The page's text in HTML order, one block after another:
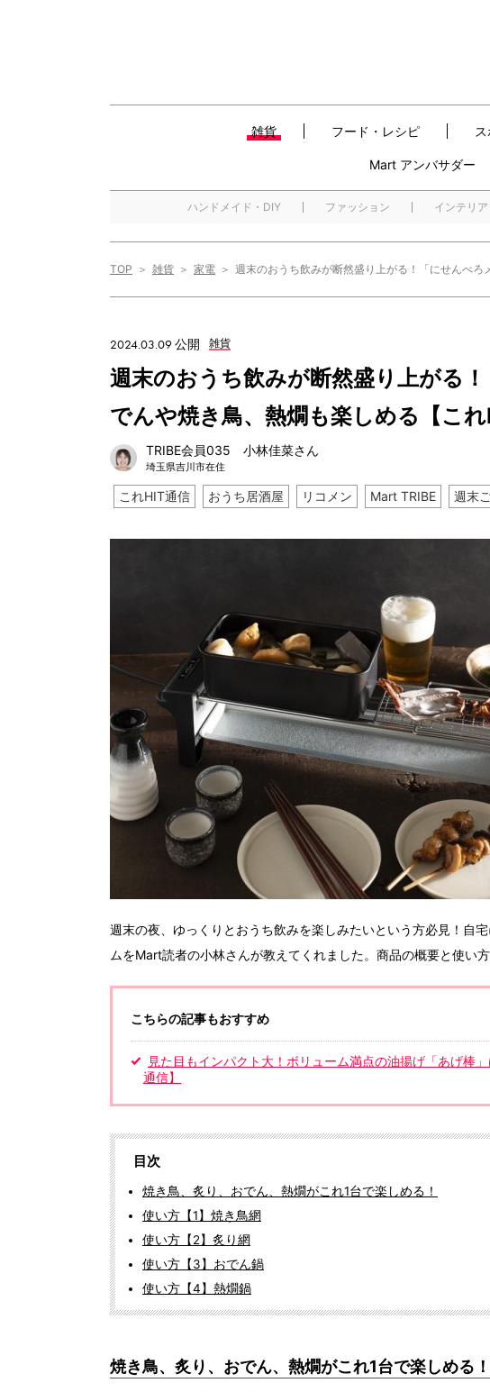
雑貨 フード・レシピ
Mart アンバサダー
ハンドメイド・DIY ファッション インテリア
TOP 雑貨 家電 週末のおうち飲みが断然盛り上がる！「にせんべろ
2024.03.09 公開 雑貨
週末のおうち飲みが断然盛り上がる
でんや焼き鳥、熱燗も楽しめる【これ
TRIBE会員035 小林佳菜さん
埼玉県吉川市在住
これHIT通信 おうち居酒屋 リコメン Mart TRIBE 週末
週末の夜、ゆっくりとおうち飲みを楽しみたいという方必見！自
ムをMart読者の小林さんが教えてくれました。商品の概要と使い方
こちらの記事もおすすめ
見た目もインパクト大！ボリューム満点の油揚げ「あげ棒
通信】
目次
焼き鳥、炙り、おでん、熱燗がこれ1台で楽しめる！
使い方【1】焼き鳥網
使い方【2】炙り網
使い方【3】おでん鍋
使い方【4】熱燗鍋
焼き鳥、炙り、おでん、熱燗がこれ1台で楽しめる！